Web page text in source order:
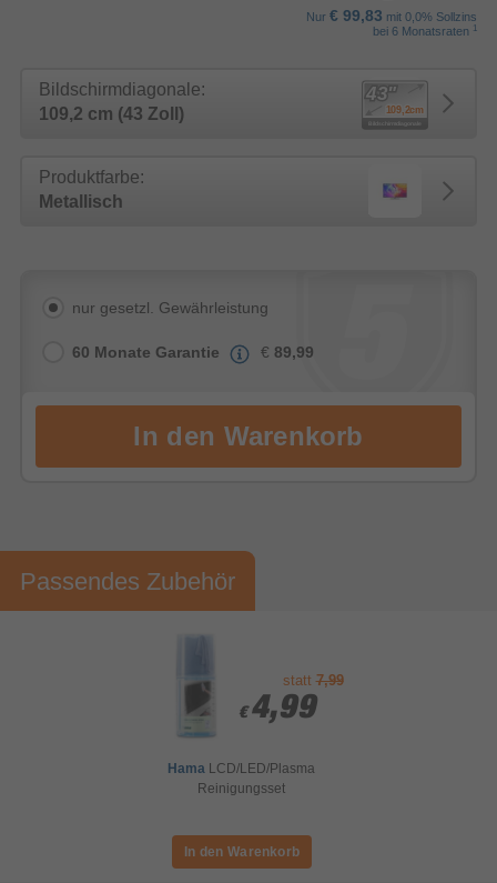
Nur € 99,83 mit 0,0% Sollzins
bei 6 Monatsraten 1
Bildschirmdiagonale:
109,2 cm (43 Zoll)
Produktfarbe:
Metallisch
nur gesetzl. Gewährleistung
60 Monate Garantie € 89,99
Passendes Zubehör
statt7,99
€ 4,99
€ 4,99
Hama LCD/LED/Plasma
Reinigungsset